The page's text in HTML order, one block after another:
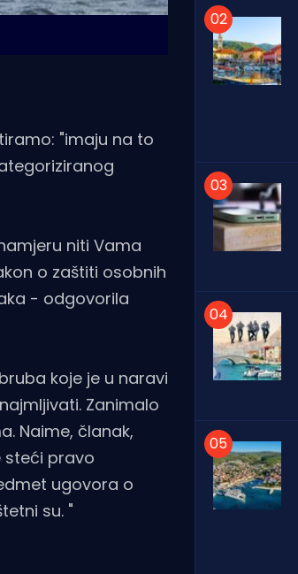
"imaju na to
niti Vama
o zaštiti osobnih
- odgovorila
koje je u naravi
Zanimalo
Naime, članak,
steći pravo
ugovora o
su. "